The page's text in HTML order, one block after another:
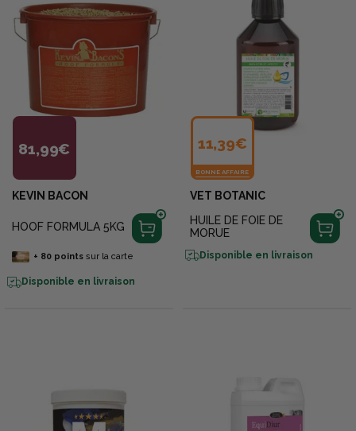
81,99€
KEVIN BACON
HOOF FORMULA 5KG
+ 80pointssur la carte
Disponible en livraison
11,39€
BONNE AFFAIRE
VET BOTANIC
HUILE DE FOIE DE
MORUE
Disponible en livraison